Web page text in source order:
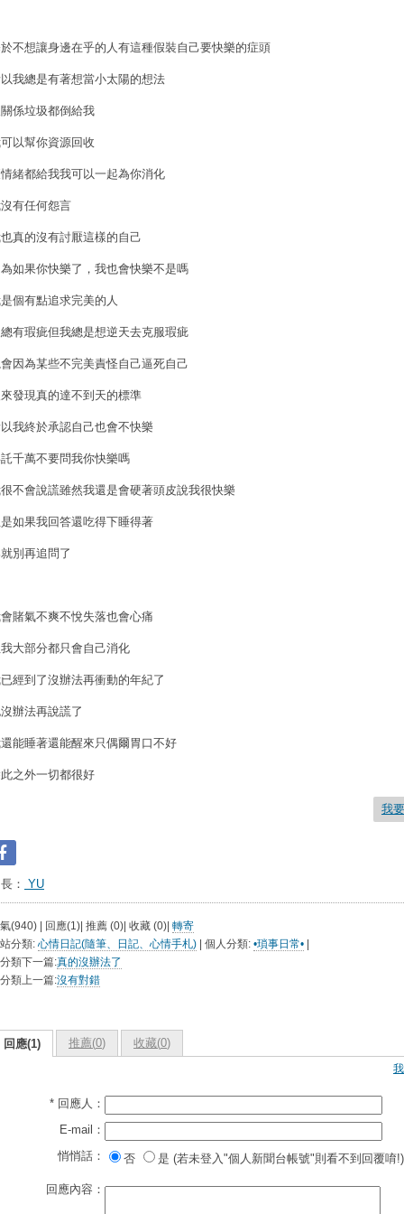
不想讓身邊在乎的人有這種假裝自己要快樂的症頭
我總是有著想當小太陽的想法
係垃圾都倒給我
以幫你資源回收
緒都給我我可以一起為你消化
有任何怨言
真的沒有討厭這樣的自己
如果你快樂了，我也會快樂不是嗎
個有點追求完美的人
有瑕疵但我總是想逆天去克服瑕疵
因為某些不完美責怪自己逼死自己
發現真的達不到天的標準
我終於承認自己也會不快樂
千萬不要問我你快樂嗎
不會說謊雖然我還是會硬著頭皮說我很快樂
如果我回答還吃得下睡得著
別再追問了
賭氣不爽不悅失落也會心痛
大部分都只會自己消化
經到了沒辦法再衝動的年紀了
辦法再說謊了
能睡著還能醒來只偶爾胃口不好
之外一切都很好
我
： YU
(940) | 回應(1)| 推薦 (0)| 收藏 (0)| 轉寄
分類: 心情日記(隨筆、日記、心情手札) | 個人分類: •瑣事日常•
類下一篇:真的沒辦法了
類上一篇:沒有對錯
回應(1) 推薦(0) 收藏(0)
* 回應人：
E-mail：
悄悄話：
否 是 (若未登入"個人新聞台帳號"則看不到回覆唷!)
回應內容：